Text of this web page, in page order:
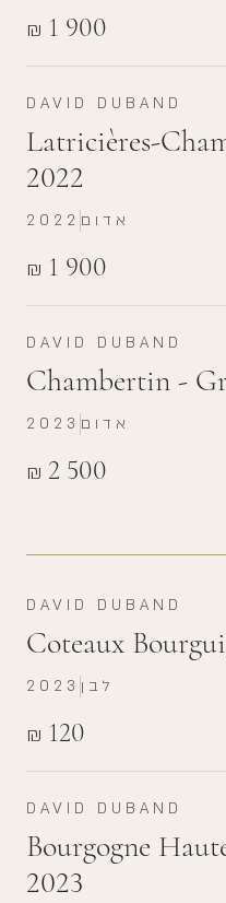
₪ 1 900
DAVID DUBAND
Latricières-
2022
₪ 1 900
2022 אדום
DAVID DUBAND
Chambertin -
₪ 2 500
2023 אדום
DAVID DUBAND
Coteaux
₪ 120
2023 לבן
DAVID DUBAND
Bourgogne
2023